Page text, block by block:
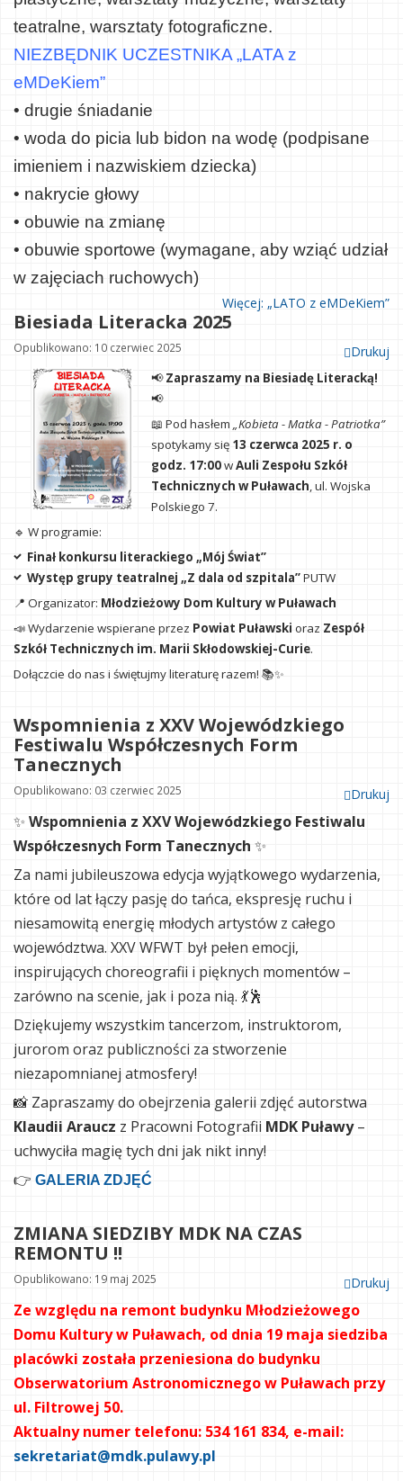
teatralne, warsztaty fotograficzne.
NIEZBĘDNIK UCZESTNIKA „LATA z
eMDeKiem”
• drugie śniadanie
• woda do picia lub bidon na wodę (podpisane
imieniem i nazwiskiem dziecka)
• nakrycie głowy
• obuwie na zmianę
• obuwie sportowe (wymagane, aby wziąć udział
w zajęciach ruchowych)
Więcej: „LATO z eMDeKiem”
Biesiada Literacka 2025
Drukuj
Opublikowano: 10 czerwiec 2025
📢Zapraszamy na Biesiadę Literacką!
📢
📖 Pod hasłem „Kobieta - Matka - Patriotka”
spotykamy się 13 czerwca 2025 r. o
godz. 17:00wAuli Zespołu Szkół
Technicznych w Puławach, ul. Wojska
Polskiego 7.
🔹 W programie:
Finał konkursu literackiego „Mój Świat”
Występ grupy teatralnej „Z dala od szpitala”PUTW
📍 Organizator: Młodzieżowy Dom Kultury w Puławach
📣 Wydarzenie wspierane przez Powiat Puławski oraz Zespół
Szkół Technicznych im. Marii Skłodowskiej-Curie.
Dołączcie do nas i świętujmy literaturę razem! 📚✨
Wspomnienia z XXV Wojewódzkiego
Festiwalu Współczesnych Form
Tanecznych
Drukuj
Opublikowano: 03 czerwiec 2025
✨ Wspomnienia z XXV Wojewódzkiego Festiwalu
Współczesnych Form Tanecznych ✨
Za nami jubileuszowa edycja wyjątkowego wydarzenia,
które od lat łączy pasję do tańca, ekspresję ruchu i
niesamowitą energię młodych artystów z całego
województwa. XXV WFWT był pełen emocji,
inspirujących choreografii i pięknych momentów –
zarówno na scenie, jak i poza nią. 💃🕺
Dziękujemy wszystkim tancerzom, instruktorom,
jurorom oraz publiczności za stworzenie
niezapomnianej atmosfery!
📸 Zapraszamy do obejrzenia galerii zdjęć autorstwa
Klaudii Araucz z Pracowni Fotografii MDK Puławy–
uchwyciła magię tych dni jak nikt inny!
👉 GALERIA ZDJĘĆ
ZMIANA SIEDZIBY MDK NA CZAS
REMONTU !!
Drukuj
Opublikowano: 19 maj 2025
Ze względu na remont budynku Młodzieżowego
Domu Kultury w Puławach, od dnia 19 maja siedziba
placówki została przeniesiona do budynku
Obserwatorium Astronomicznego w Puławach przy
ul. Filtrowej 50.
Aktualny numer telefonu: 534 161 834, e-mail:
sekretariat@mdk.pulawy.pl